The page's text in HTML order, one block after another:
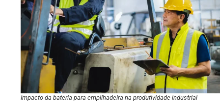
Impacto da bateria para empilhadeira na produtividade industrial